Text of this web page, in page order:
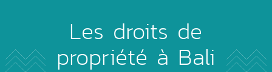
Les droits de
propriété à Bali